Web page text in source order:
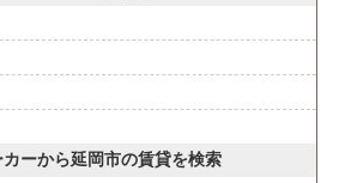
ーから延岡市の賃貸を検索